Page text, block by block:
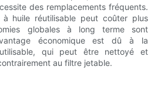
des remplacements fréquents.
huile réutilisable peut coûter plus
globales à long terme sont
économique est dû à la
qui peut être nettoyé et
au filtre jetable.